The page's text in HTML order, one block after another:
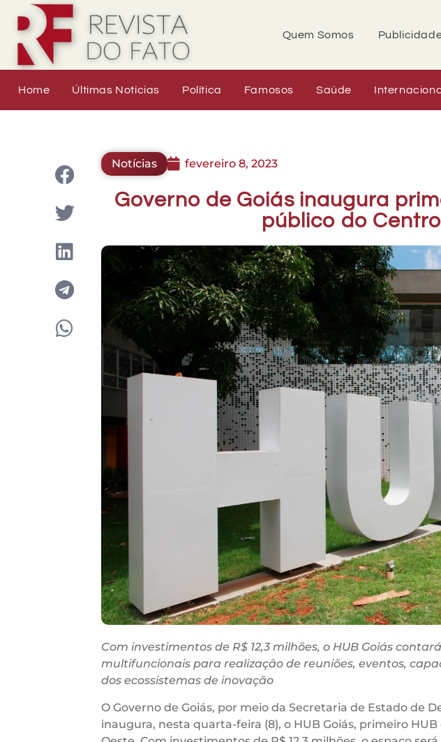
Quem Somos
Home Últimas Notícias Política Famosos Saúde
Notícias fevereiro 8, 2023
Governo de Goiás inaugura
público do
Com investimentos de R$ 12,3 milhões, o HUB Goiás
multifuncionais para realização de reuniões, eventos,
dos ecossistemas de inovação
O Governo de Goiás, por meio da Secretaria de Estado de
inaugura, nesta quarta-feira (8), o HUB Goiás, primeiro